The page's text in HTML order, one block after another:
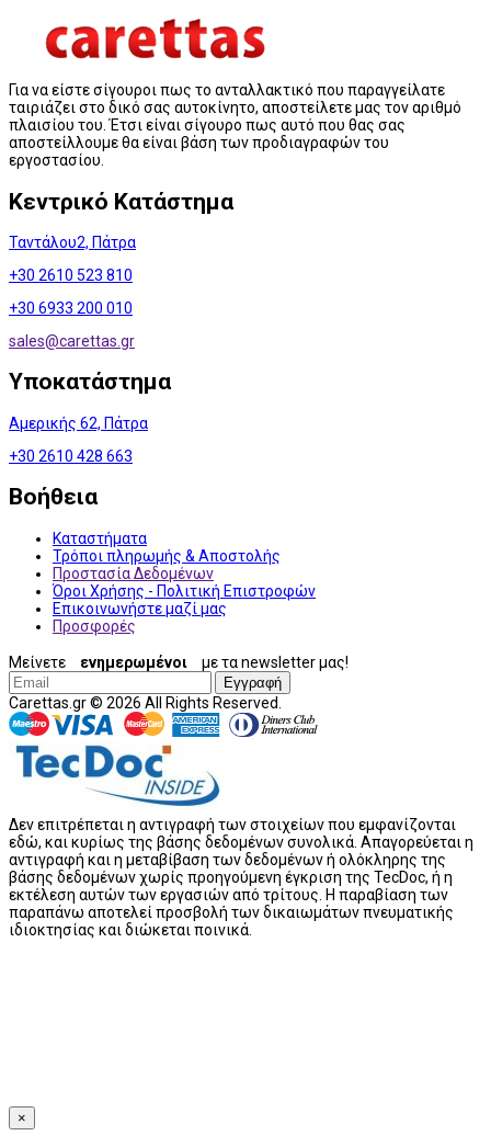
Για να είστε σίγουροι πως το ανταλλακτικό που παραγγείλατε
ταιριάζει στο δικό σας αυτοκίνητο, αποστείλετε μας τον αριθμό
πλαισίου του. Έτσι είναι σίγουρο πως αυτό που θας σας
αποστείλλουμε θα είναι βάση των προδιαγραφών του
εργοστασίου.
Κεντρικό Κατάστημα
Ταντάλου2, Πάτρα
+30 2610 523 810
+30 6933 200 010
sales@carettas.gr
Υποκατάστημα
Αμερικής 62, Πάτρα
+30 2610 428 663
Βοήθεια
Καταστήματα
Τρόποι πληρωμής & Αποστολής
Προστασία Δεδομένων
Όροι Χρήσης - Πολιτική Επιστροφών
Επικοινωνήστε μαζί μας
Προσφορές
Μείνετε ενημερωμένοι με τα newsletter μας!
Εγγραφή
Carettas.gr © 2026 All Rights Reserved.
Δεν επιτρέπεται η αντιγραφή των στοιχείων που εμφανίζονται
εδώ, και κυρίως της βάσης δεδομένων συνολικά. Απαγορεύεται η
αντιγραφή και η μεταβίβαση των δεδομένων ή ολόκληρης της
βάσης δεδομένων χωρίς προηγούμενη έγκριση της TecDoc, ή η
εκτέλεση αυτών των εργασιών από τρίτους. Η παραβίαση των
παραπάνω αποτελεί προσβολή των δικαιωμάτων πνευματικής
ιδιοκτησίας και διώκεται ποινικά.
×